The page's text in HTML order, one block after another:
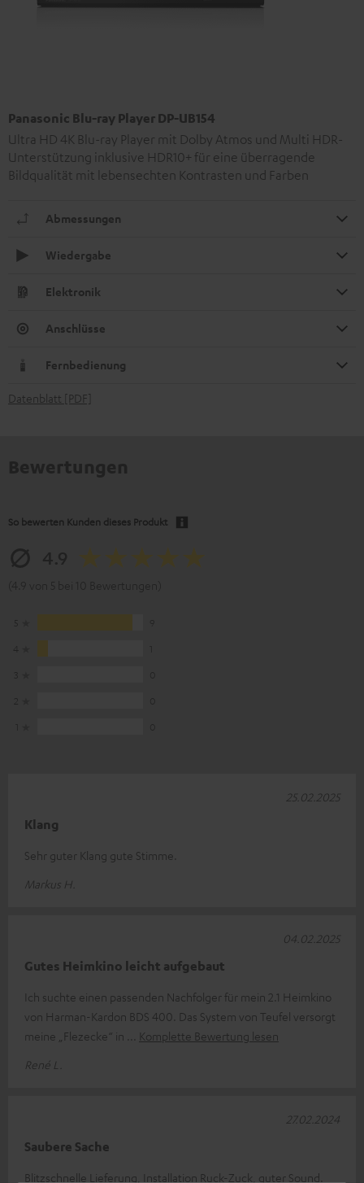
Panasonic Blu-ray Player DP-UB154
Ultra HD 4K Blu-ray Player mit Dolby Atmos und Multi HDR-
Unterstützung inklusive HDR10+ für eine überragende
Bildqualität mit lebensechten Kontrasten und Farben
Abmessungen
Wiedergabe
Elektronik
Anschlüsse
Fernbedienung
Datenblatt [PDF]
So bewerten Kunden dieses Produkt
Klang
Sehr guter Klang gute Stimme.
Markus H.
25.02.2025
Gutes Heimkino leicht aufgebaut
Ich suchte einen passenden Nachfolger für mein 2.1 Heimkino
von Harman-Kardon BDS 400. Das System von Teufel versorgt
meine „Flezecke“ in
Komplette Bewertung lesen
René L.
04.02.2025
Saubere Sache
Blitzschnelle Lieferung, Installation Ruck-Zuck, guter Sound.
27.02.2024